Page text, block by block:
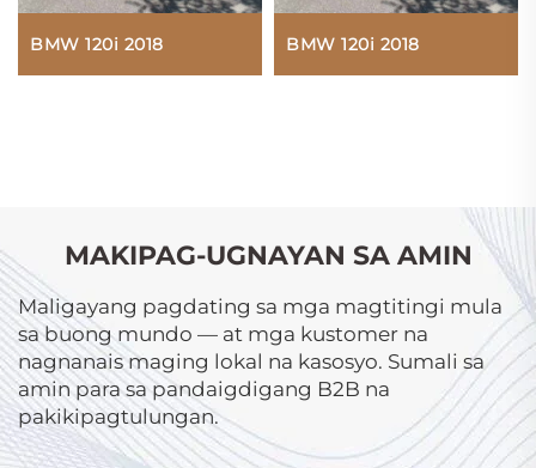
BMW 120i 2018 BMW 120i 2018
MAKIPAG-UGNAYAN SA AMIN
Maligayang pagdating sa mga magtitingi mula
sa buong mundo — at mga kustomer na
nagnanais maging lokal na kasosyo. Sumali sa
amin para sa pandaigdigang B2B na
pakikipagtulungan.